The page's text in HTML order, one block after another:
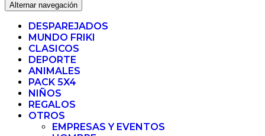
Alternar navegación
DESPAREJADOS
MUNDO FRIKI
CLASICOS
DEPORTE
ANIMALES
PACK 5X4
NIÑOS
REGALOS
OTROS
EMPRESAS Y EVENTOS